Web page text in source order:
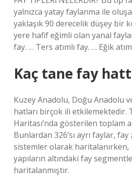
yalnızca yatay faylanma ile
yaklaşık 90 derecelik düşey bir
yere hafif eğimli olan yanal
fay. … Ters atımlı fay. … Eğik
Kaç tane fay
Kuzey Anadolu, Doğu Anadolu
hatları birçok ili etkilemektedir.
Haritası’nda gösterilen toplam
Bunlardan 326’sı ayrı faylar, fay
sistemler olarak haritalanırken,
yapıların altındaki fay
haritalanmıştır.